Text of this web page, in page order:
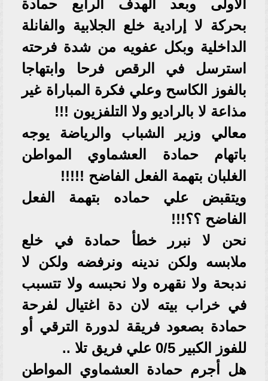
الأولى وبعد الهدف الرابع حمادة
بحركة لا إرادية خلع الجلابية والفانلة
الداخلية وبكل عفويه من شدة فرحته
استرسل في الرقص فرحا وابتهاجا
بالفوز الكاسح وعلي فكرة المباراة غير
مذاعة لا بالراديو ولا التلفزيون !!!
معالي وزير الشباب والرياضة يوجه
باتهام حمادة العشماوي المواطن
الغلبان بتهمة الفعل الفاضح !!!!!
ويتقبض علي حماده بتهمة الفعل
الفاضح ؟؟!!!
نحن لا نبرر خطأ حمادة في خلع
ملابسه ولكن ندينه ونرفضه ولكن لا
ندبحة ولا نقهره ولا نحبسه ولا تتسبب
في خراب بيته لان دة اغتيال لفرحة
حمادة بصعود فريقة لدورة الترقي أو
للفوز الكبير 0/5 علي فريق تلا ..
هل أجرم حمادة العشماوي المواطن